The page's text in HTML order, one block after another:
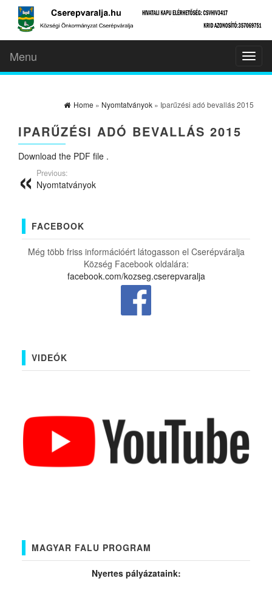
Menu
Home » Nyomtatványok » Iparűzési adó bevallás 2015
IPARŰZÉSI ADÓ BEVALLÁS 2015
Download the PDF file .
Previous:
Nyomtatványok
FACEBOOK
Még több friss információért látogasson el Cserépváralja
Község Facebook oldalára:
facebook.com/kozseg.cserepvaralja
VIDEÓK
MAGYAR FALU PROGRAM
Nyertes pályázataink: